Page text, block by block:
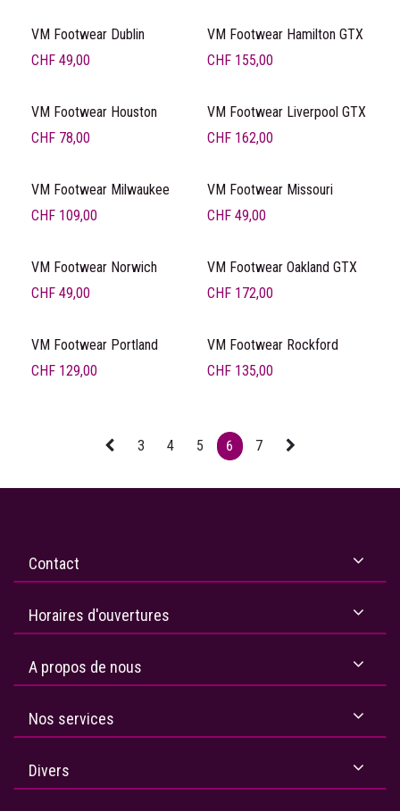
VM Footwear Dublin
CHF 49,00
VM Footwear Hamilton GTX
CHF 155,00
VM Footwear Houston
CHF 78,00
VM Footwear Liverpool GTX
CHF 162,00
VM Footwear Milwaukee
CHF 109,00
VM Footwear Missouri
CHF 49,00
VM Footwear Norwich
CHF 49,00
VM Footwear Oakland GTX
CHF 172,00
VM Footwear Portland
CHF 129,00
VM Footwear Rockford
CHF 135,00
3 4 5 6 7
Contact
Horaires d'ouvertures
A propos de nous
Nos services
Divers